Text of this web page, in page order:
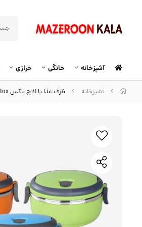
آشپزخانه خانگی خرازی
آشپزخانه ظرف غذا یا لانچ باکس Lunch Box یک طبقه ۷۰۰ میلی لیتر HZF-004